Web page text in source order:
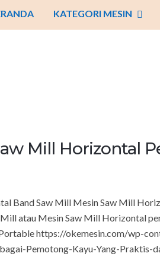
KATEGORI MESIN
Mill Horizontal
Band Saw Mill Mesin Saw Mill
atau Mesin Saw Mill Horizontal
https://okemesin.com/wp-
Pemotong-Kayu-Yang-Praktis-